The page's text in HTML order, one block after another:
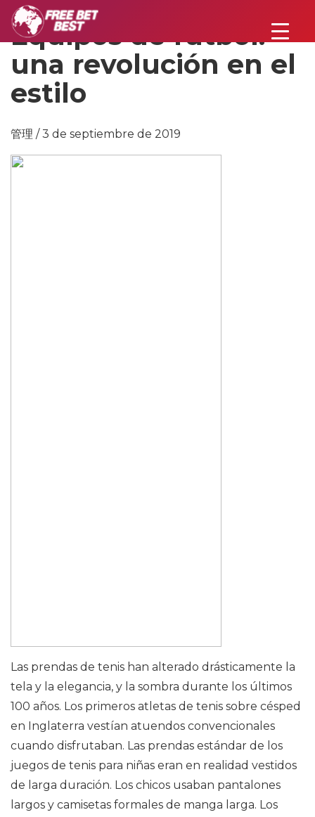
Equipos de fútbol:
una revolución en el
estilo
管理 / 3 de septiembre de 2019
Las prendas de tenis han alterado drásticamente la
tela y la elegancia, y la sombra durante los últimos
100 años. Los primeros atletas de tenis sobre césped
en Inglaterra vestían atuendos convencionales
cuando disfrutaban. Las prendas estándar de los
juegos de tenis para niñas eran en realidad vestidos
de larga duración. Los chicos usaban pantalones
largos y camisetas formales de manga larga. Los